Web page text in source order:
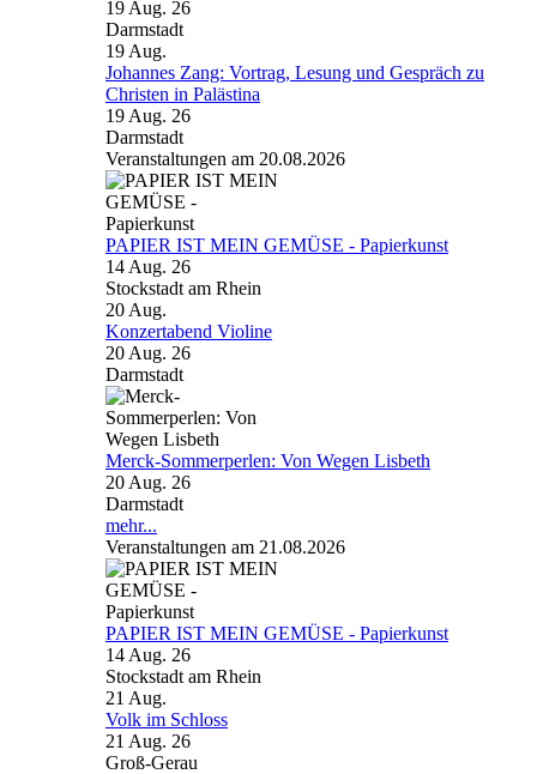
19 Aug. 26
Darmstadt
19 Aug.
Johannes Zang: Vortrag, Lesung und Gespräch zu
Christen in Palästina
19 Aug. 26
Darmstadt
Veranstaltungen am 20.08.2026
PAPIER IST MEIN GEMÜSE - Papierkunst
14 Aug. 26
Stockstadt am Rhein
20 Aug.
Konzertabend Violine
20 Aug. 26
Darmstadt
Merck-Sommerperlen: Von Wegen Lisbeth
20 Aug. 26
Darmstadt
mehr...
Veranstaltungen am 21.08.2026
PAPIER IST MEIN GEMÜSE - Papierkunst
14 Aug. 26
Stockstadt am Rhein
21 Aug.
Volk im Schloss
21 Aug. 26
Groß-Gerau